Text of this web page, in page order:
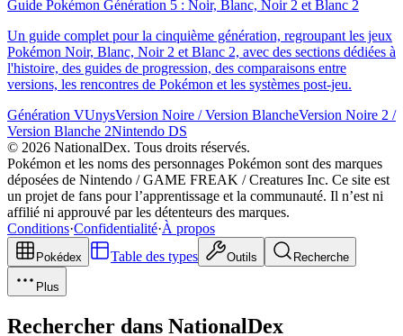
Guide Pokémon Génération 5 : Noir, Blanc, Noir 2 et Blanc 2
Un guide complet pour la cinquième génération, regroupant les jeux
Pokémon Noir, Blanc, Noir 2 et Blanc 2, avec des sections dédiées à
l'histoire, des guides de progression, des comparaisons entre
versions, les rencontres de Pokémon et les systèmes post-jeu.
Génération VUnysVersion Noire / Version BlancheVersion Noire 2 /
Version Blanche 2Nintendo DS
© 2026 NationalDex. Tous droits réservés.
Pokémon et les noms des personnages Pokémon sont des marques
déposées de Nintendo / GAME FREAK / Creatures Inc. Ce site est
un projet de fans pour l’apprentissage et la communauté. Il n’est ni
affilié ni approuvé par les détenteurs des marques.
Conditions·Confidentialité·À propos
Pokédex Table des types Outils Recherche
Plus
Rechercher dans NationalDex